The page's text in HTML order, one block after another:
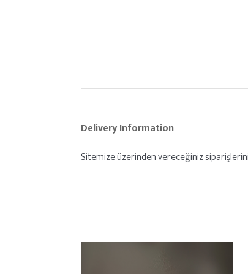
Delivery Information
Sitemize üzerinden vereceğiniz